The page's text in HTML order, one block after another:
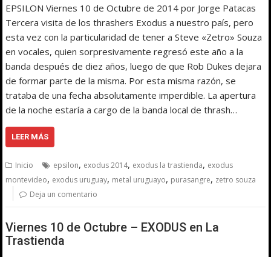
EPSILON Viernes 10 de Octubre de 2014 por Jorge Patacas
Tercera visita de los thrashers Exodus a nuestro país, pero
esta vez con la particularidad de tener a Steve «Zetro» Souza
en vocales, quien sorpresivamente regresó este año a la
banda después de diez años, luego de que Rob Dukes dejara
de formar parte de la misma. Por esta misma razón, se
trataba de una fecha absolutamente imperdible. La apertura
de la noche estaría a cargo de la banda local de thrash…
LEER MÁS
Inicio epsilon, exodus 2014, exodus la trastienda, exodus
montevideo, exodus uruguay, metal uruguayo, purasangre, zetro souza
Deja un comentario
Viernes 10 de Octubre – EXODUS en La
Trastienda